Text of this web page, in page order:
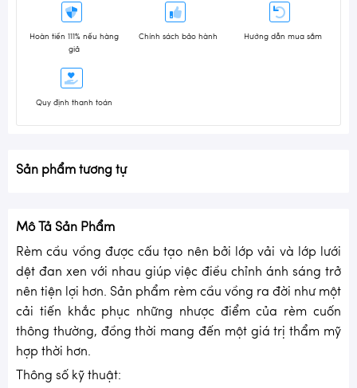
Hoàn tiền 111% nếu hàng
giả
Chính sách bảo hành Hướng dẫn mua sắm
Quy định thanh toán
Sản phẩm tương tự
Mô Tả Sản Phẩm
Rèm cầu vồng được cấu tạo nên bởi lớp vải và lớp lưới
dệt đan xen với nhau giúp việc điều chỉnh ánh sáng trở
nên tiện lợi hơn. Sản phẩm rèm cầu vồng ra đời như một
cải tiến khắc phục những nhược điểm của rèm cuốn
thông thường, đồng thời mang đến một giá trị thẩm mỹ
hợp thời hơn.
Thông số kỹ thuật: